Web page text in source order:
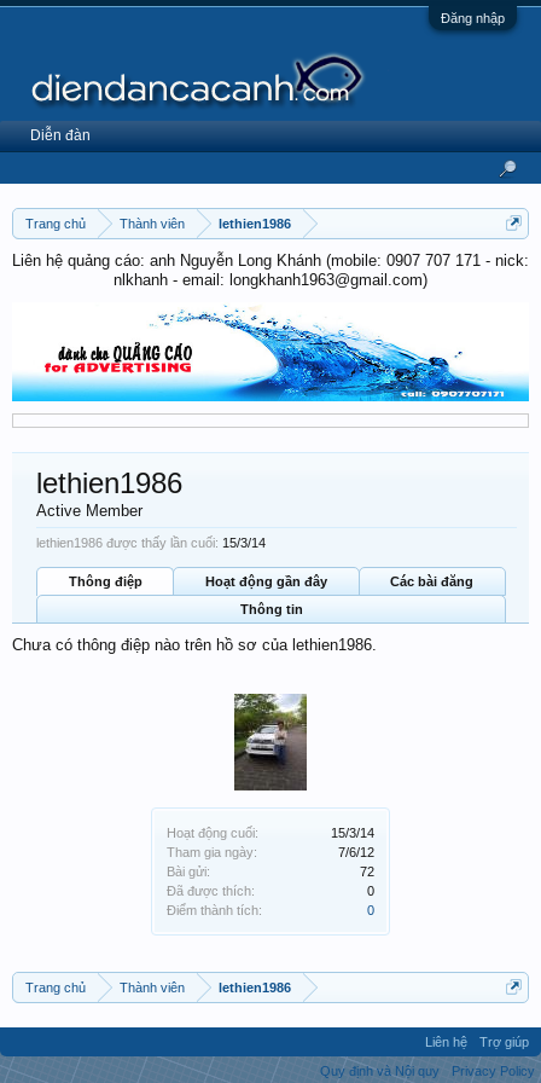
Đăng nhập
Trang chủ Thành viên lethien1986
Liên hệ quảng cáo: anh Nguyễn Long Khánh (mobile: 0907 707 171 - nick:
nlkhanh - email: longkhanh1963@gmail.com)
Hoạt động cuối:
15/3/14
Tham gia ngày:
7/6/12
Bài gửi:
72
Đã được thích:
0
Điểm thành tích:
0
lethien1986
Active Member
lethien1986 được thấy lần cuối: 15/3/14
Thông điệp Hoạt động gần đây
Các bài đăng
Thông tin
Chưa có thông điệp nào trên hồ sơ của lethien1986.
Trang chủ Thành viên lethien1986
Diễn đàn
Liên hệ
Trợ giúp
Quy định và Nội quy
Privacy Policy